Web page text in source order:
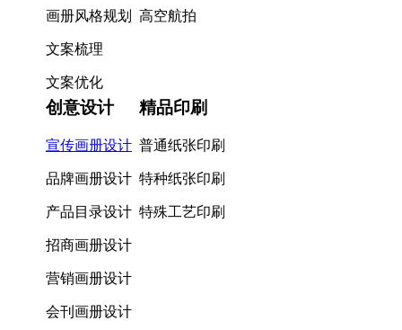
画册风格规划
文案梳理
文案优化
高空航拍
创意设计
宣传画册设计
品牌画册设计
产品目录设计
招商画册设计
营销画册设计
会刊画册设计
精品印刷
普通纸张印刷
特种纸张印刷
特殊工艺印刷